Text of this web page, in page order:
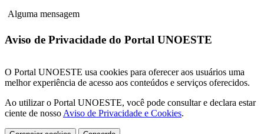
Alguma mensagem
Aviso de Privacidade do Portal UNOESTE
O Portal UNOESTE usa cookies para oferecer aos usuários uma
melhor experiência de acesso aos conteúdos e serviços oferecidos.
Ao utilizar o Portal UNOESTE, você pode consultar e declara estar
ciente de nosso Aviso de Privacidade e Cookies.